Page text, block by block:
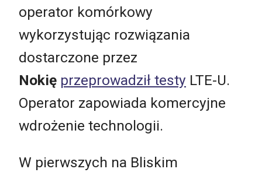
operator komórkowy
wykorzystując rozwiązania
dostarczone przez
Nokię przeprowadził testy LTE-U.
Operator zapowiada komercyjne
wdrożenie technologii.
W pierwszych na Bliskim